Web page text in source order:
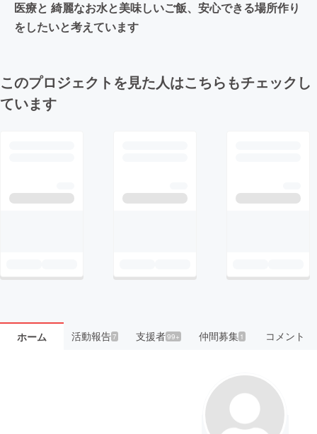
医療と 綺麗なお水と美味しいご飯、安心できる場所作り
をしたいと考えています
このプロジェクトを見た人はこちらもチェックし
ています
ホーム 活動報告7 支援者99+ 仲間募集 1 コメント